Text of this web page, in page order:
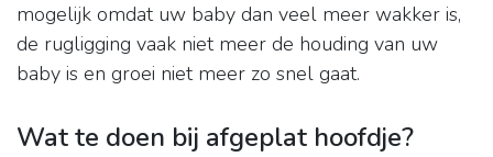
mogelijk omdat uw baby dan veel meer wakker is,
de rugligging vaak niet meer de houding van uw
baby is en groei niet meer zo snel gaat.
Wat te doen bij afgeplat hoofdje?